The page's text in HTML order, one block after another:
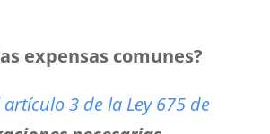
expensas comunes?
artículo 3 de la Ley 675 de